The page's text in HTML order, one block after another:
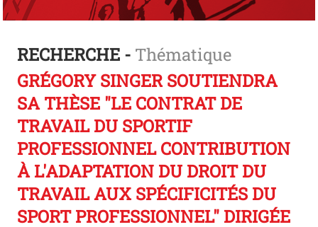
RECHERCHE - Thématique
GRÉGORY SINGER SOUTIENDRA
SA THÈSE "LE CONTRAT DE
TRAVAIL DU SPORTIF
PROFESSIONNEL CONTRIBUTION
À L'ADAPTATION DU DROIT DU
TRAVAIL AUX SPÉCIFICITÉS DU
SPORT PROFESSIONNEL" DIRIGÉE